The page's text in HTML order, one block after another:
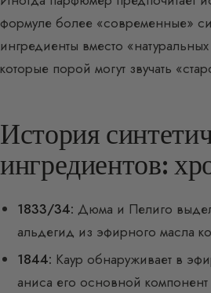
формуле более «современные»
ингредиенты вместо
которые порой могут звучать
История
ингредиентов:
1833/34: Дюма и Пелиго
альдегид из эфирного масла
1844: Каур обнаруживает в
аниса его основной